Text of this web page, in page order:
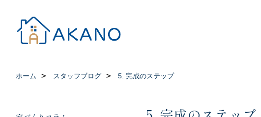
ホーム スタッフブログ 5. 完成のステップ